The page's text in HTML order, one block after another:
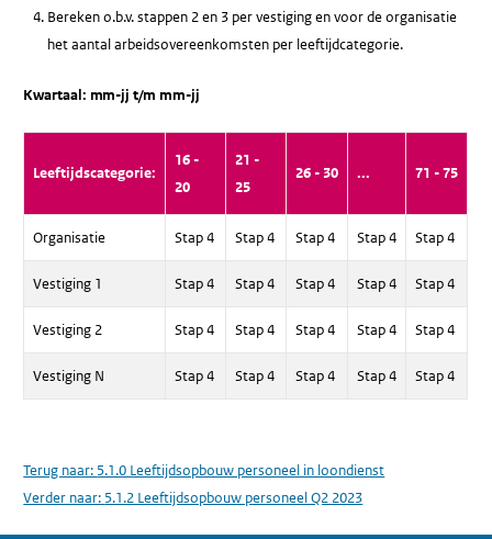
Bereken o.b.v. stappen 2 en 3 per vestiging en voor de organisatie
het aantal arbeidsovereenkomsten per leeftijdcategorie.
Kwartaal: mm-jj t/m mm-jj
Leeftijdscategorie:
16 -
20
21 -
25
26 - 30 ... 71 - 75
Organisatie Stap 4 Stap 4 Stap 4 Stap 4 Stap 4
Vestiging 1 Stap 4 Stap 4 Stap 4 Stap 4 Stap 4
Vestiging 2 Stap 4 Stap 4 Stap 4 Stap 4 Stap 4
Vestiging N Stap 4 Stap 4 Stap 4 Stap 4 Stap 4
Terug naar: 5.1.0 Leeftijdsopbouw personeel in loondienst
Verder naar: 5.1.2 Leeftijdsopbouw personeel Q2 2023